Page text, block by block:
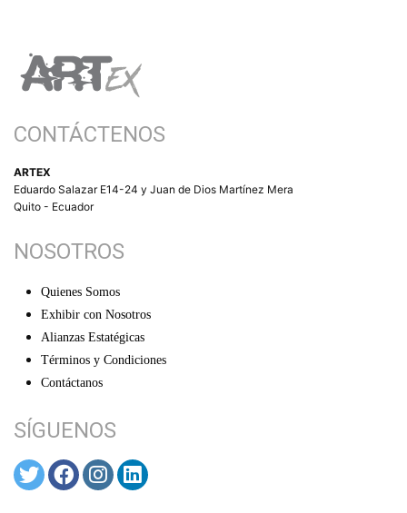
CONTÁCTENOS
ARTEX
Eduardo Salazar E14-24 y Juan de Dios Martínez Mera
Quito - Ecuador
NOSOTROS
Quienes Somos
Exhibir con Nosotros
Alianzas Estatégicas
Términos y Condiciones
Contáctanos
SÍGUENOS